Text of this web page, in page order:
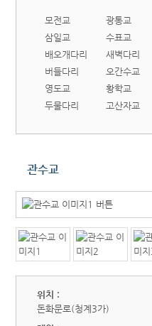
모전교 광통교
삼일교
수표교
배오개다리
새벽다리
버들다리
오간수교
영도교
황학교
두물다리
고산자교
관수교
위치 :
돈화문로(청계3가)